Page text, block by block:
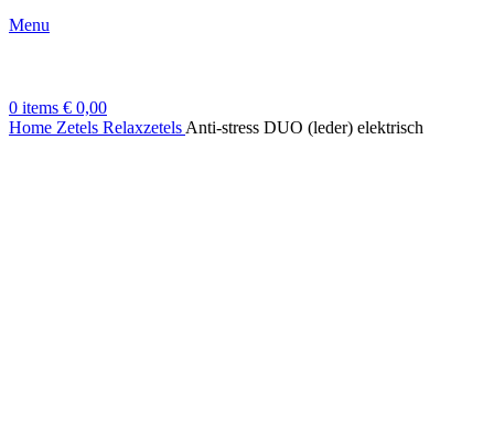
Menu
0 items € 0,00
Home Zetels Relaxzetels Anti-stress DUO (leder) elektrisch